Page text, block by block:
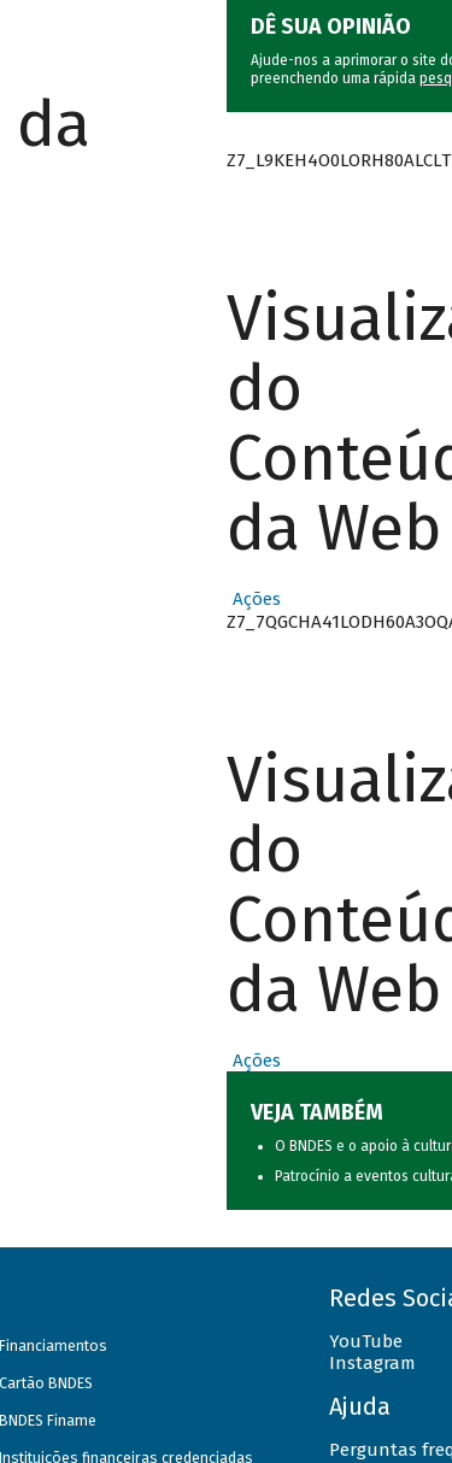
DÊ SUA OPINIÃO
Ajude-nos a aprimorar o site
preenchendo uma rápida
do
da Web
Ações
do
da Web
Ações
VEJA TAMBÉM
O BNDES e o apoio à
Patrocínio a eventos
Financiamentos
Cartão BNDES
BNDES Finame
Instituições financeiras credenciadas
Redes
YouTube
Instagram
Ajuda
Perguntas